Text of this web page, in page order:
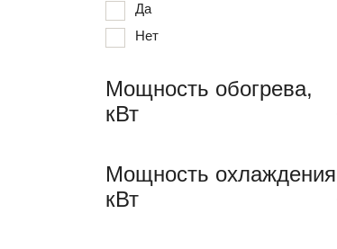
Да
Нет
Мощность обогрева,
кВт
Мощность
кВт